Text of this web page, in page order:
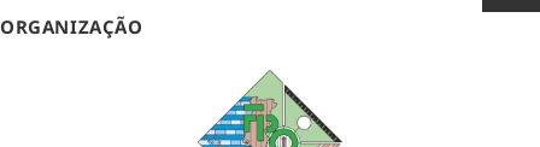
conteúdos
ORGANIZAÇÃO